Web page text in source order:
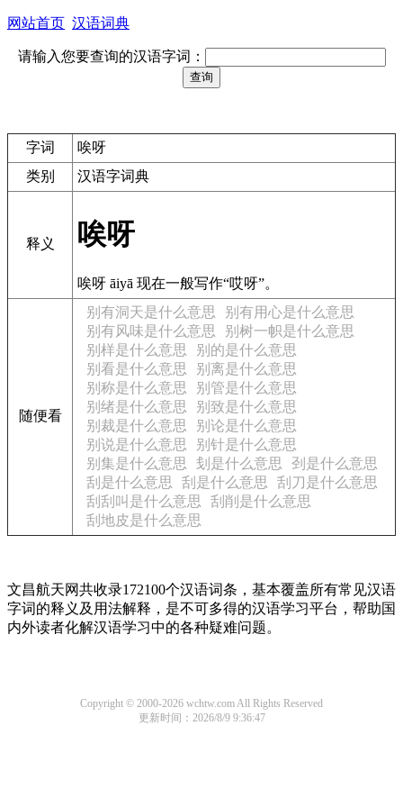
网站首页 汉语词典
请输入您要查询的汉语字词：
字词
唉呀
类别
汉语字词典
释义 唉呀
唉呀 āiyā 现在一般写作“哎呀”。
随便看
别有洞天是什么意思
别有用心是什么意思
别有风味是什么意思
别树一帜是什么意思
别样是什么意思
别的是什么意思
别看是什么意思
别离是什么意思
别称是什么意思
别管是什么意思
别绪是什么意思
别致是什么意思
别裁是什么意思
别论是什么意思
别说是什么意思
别针是什么意思
别集是什么意思
刬是什么意思
刭是什么意思
刮是什么意思
刮是什么意思
刮刀是什么意思
刮刮叫是什么意思
刮削是什么意思
刮地皮是什么意思
文昌航天网共收录172100个汉语词条，基本覆盖所有常见汉语
字词的释义及用法解释，是不可多得的汉语学习平台，帮助国
内外读者化解汉语学习中的各种疑难问题。
Copyright © 2000-2026 wchtw.com All Rights Reserved
更新时间：2026/8/9 9:36:47